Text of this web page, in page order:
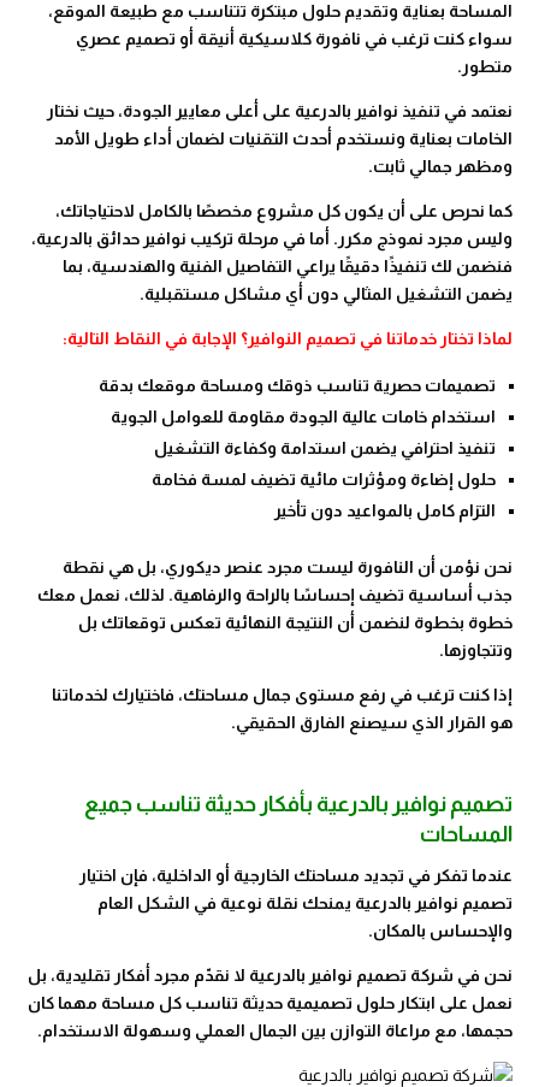
المساحة بعناية وتقديم حلول مبتكرة تتناسب مع طبيعة الموقع،
سواء كنت ترغب في نافورة كلاسيكية أنيقة أو تصميم عصري
متطور.
نعتمد في تنفيذ نوافير بالدرعية على أعلى معايير الجودة، حيث نختار
الخامات بعناية ونستخدم أحدث التقنيات لضمان أداء طويل الأمد
ومظهر جمالي ثابت.
كما نحرص على أن يكون كل مشروع مخصصًا بالكامل لاحتياجاتك،
وليس مجرد نموذج مكرر. أما في مرحلة تركيب نوافير حدائق بالدرعية،
فنضمن لك تنفيذًا دقيقًا يراعي التفاصيل الفنية والهندسية، بما
يضمن التشغيل المثالي دون أي مشاكل مستقبلية.
لماذا تختار خدماتنا في تصميم النوافير؟ الإجابة في النقاط التالية:
تصميمات حصرية تناسب ذوقك ومساحة موقعك بدقة
استخدام خامات عالية الجودة مقاومة للعوامل الجوية
تنفيذ احترافي يضمن استدامة وكفاءة التشغيل
حلول إضاءة ومؤثرات مائية تضيف لمسة فخامة
التزام كامل بالمواعيد دون تأخير
نحن نؤمن أن النافورة ليست مجرد عنصر ديكوري، بل هي نقطة
جذب أساسية تضيف إحساسًا بالراحة والرفاهية. لذلك، نعمل معك
خطوة بخطوة لنضمن أن النتيجة النهائية تعكس توقعاتك بل
وتتجاوزها.
إذا كنت ترغب في رفع مستوى جمال مساحتك، فاختيارك لخدماتنا
هو القرار الذي سيصنع الفارق الحقيقي.
تصميم نوافير بالدرعية بأفكار حديثة تناسب جميع
المساحات
عندما تفكر في تجديد مساحتك الخارجية أو الداخلية، فإن اختيار
تصميم نوافير بالدرعية يمنحك نقلة نوعية في الشكل العام
والإحساس بالمكان.
نحن في شركة تصميم نوافير بالدرعية لا نقدّم مجرد أفكار تقليدية، بل
نعمل على ابتكار حلول تصميمية حديثة تناسب كل مساحة مهما كان
حجمها، مع مراعاة التوازن بين الجمال العملي وسهولة الاستخدام.